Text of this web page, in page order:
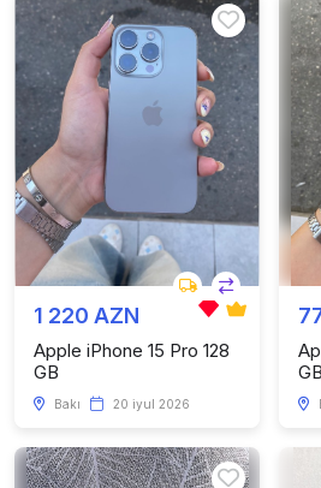
1 220 AZN
Apple iPhone 15 Pro 128
GB
Bakı 20 iyul 2026
GB